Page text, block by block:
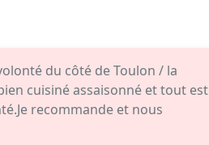
du côté de Toulon / la
cuisiné assaisonné et tout est
recommande et nous